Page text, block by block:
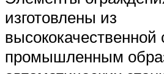
изготовлены из
высококачественной
промышленным